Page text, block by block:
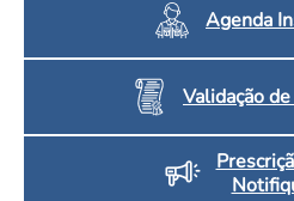
Agenda
Validação